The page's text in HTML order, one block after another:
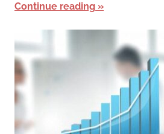
Continue reading